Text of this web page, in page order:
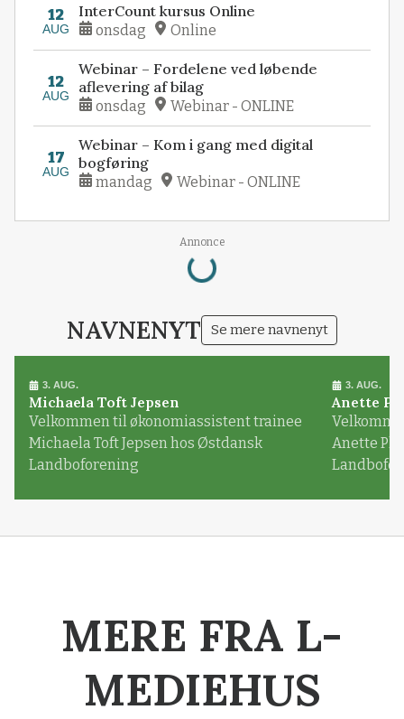
12
AUG
InterCount kursus Online
onsdag Online
12
AUG
Webinar – Fordelene ved løbende
aflevering af bilag
onsdag Webinar - ONLINE
17
AUG
Webinar – Kom i gang med digital
bogføring
mandag Webinar - ONLINE
Annonce
Loading...
NAVNENYT Se mere navnenyt
3. AUG.
Michaela Toft Jepsen
Velkommen til økonomiassistent trainee
Michaela Toft Jepsen hos Østdansk
Landboforening
3. AUG.
Anette
Anette
MERE FRA L-
MEDIEHUS